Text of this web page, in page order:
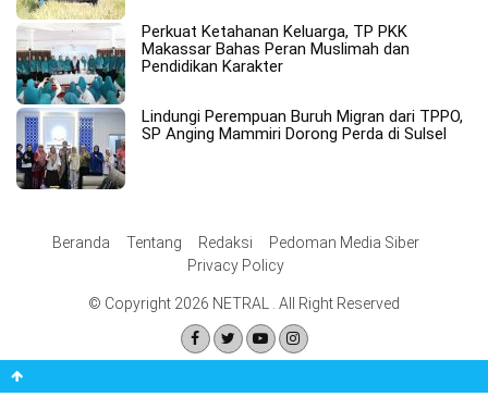
Perkuat Ketahanan Keluarga, TP PKK
Makassar Bahas Peran Muslimah dan
Pendidikan Karakter
Lindungi Perempuan Buruh Migran dari TPPO,
SP Anging Mammiri Dorong Perda di Sulsel
Beranda Tentang Redaksi
Pedoman Media Siber
Privacy Policy
© Copyright 2026 NETRAL . All Right Reserved